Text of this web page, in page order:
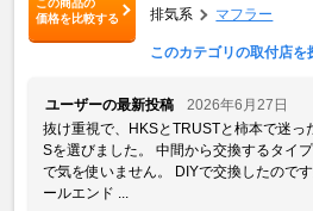
価格を比較する
排気系 マフラー
このカテゴリの取付店を
ユーザーの最新投稿
2026年6月27日
抜け重視で、HKSとTRUSTと柿本で迷っ
Sを選びました。 中間から交換するタイ
で気を使いません。 DIYで交換したので
ールエンド ...